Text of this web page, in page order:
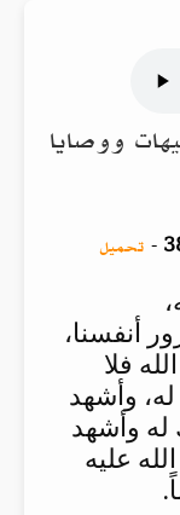
ووصايا
- تحميل
أنفسنا،
فلا
وأشهد
له وأشهد
عليه